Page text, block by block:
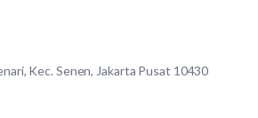
Kec. Senen, Jakarta Pusat 10430